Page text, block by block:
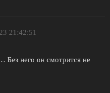
21:42:51
Без него он смотрится не